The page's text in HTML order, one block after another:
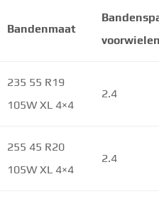
Bandenmaat
voorwielen
235 55 R19
105W XL 4×4
2.4
255 45 R20
105W XL 4×4
2.4